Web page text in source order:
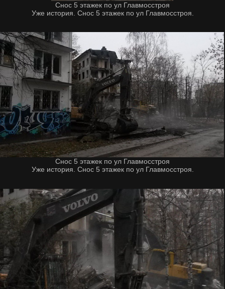
Снос 5 этажек по ул Главмосстроя
Уже история. Снос 5 этажек по ул Главмосстроя.
Снос 5 этажек по ул Главмосстроя
Уже история. Снос 5 этажек по ул Главмосстроя.